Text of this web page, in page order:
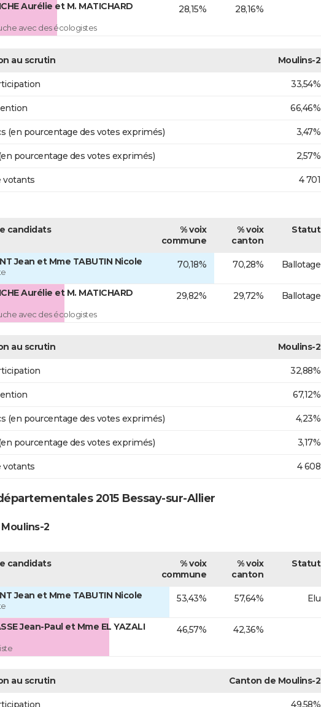
Aurélie et M. MATICHARD
avec des écologistes
28,15% 28,16%
au scrutin Moulins-2
33,54%
66,46%
(en pourcentage des votes exprimés) 3,47%
pourcentage des votes exprimés) 2,57%
votants 4 701
candidats
% voix
commune
% voix
canton
Statut
Jean et Mme TABUTIN Nicole 70,18% 70,28% Ballotage
Aurélie et M. MATICHARD
avec des écologistes
29,82% 29,72% Ballotage
au scrutin Moulins-2
32,88%
67,12%
(en pourcentage des votes exprimés) 4,23%
pourcentage des votes exprimés) 3,17%
votants 4 608
2015 Bessay-sur-Allier
2
candidats
% voix
commune
% voix
canton
Statut
Jean et Mme TABUTIN Nicole 53,43% 57,64% Elu
Jean-Paul et Mme EL YAZALI
46,57% 42,36%
au scrutin Canton de Moulins-2
49,58%